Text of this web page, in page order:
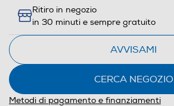
Ritiro in negozio
in 30 minuti e sempre gratuito
AVVISAMI
CERCA NEGOZIO
Metodi di pagamento e finanziamenti